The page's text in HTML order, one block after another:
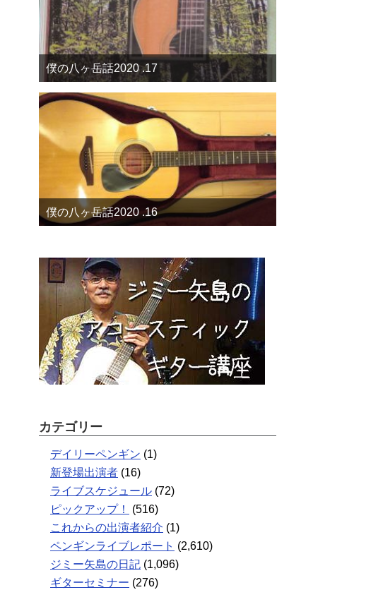
僕の八ヶ岳話2020 .17
僕の八ヶ岳話2020 .16
カテゴリー
デイリーペンギン (1)
新登場出演者 (16)
ライブスケジュール (72)
ピックアップ！
(516)
これからの出演者紹介 (1)
ペンギンライブレポート (2,610)
ジミー矢島の日記 (1,096)
ギターセミナー (276)